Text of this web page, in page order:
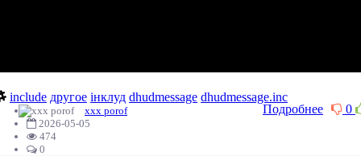
include другое інклуд dhudmessage dhudmessage.inc
0
Подробнее
xxx porof
2026-05-05
474
0